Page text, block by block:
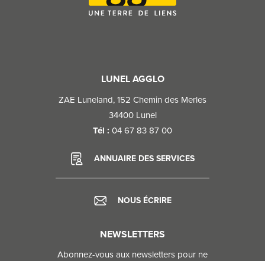
LUNEL AGGLO
ZAE Luneland, 152 Chemin des Merles​
34400 Lunel​
Tél : 04 67 83 87 00
ANNUAIRE DES SERVICES
NOUS ÉCRIRE
NEWSLETTERS
Abonnez-vous aux newsletters pour ne